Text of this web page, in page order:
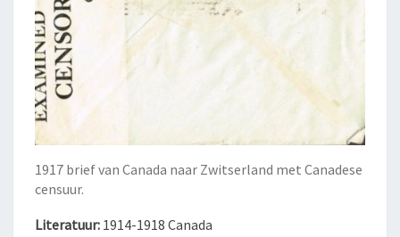
1917 brief van Canada naar Zwitserland met Canadese
censuur.
Literatuur: 1914-1918 Canada